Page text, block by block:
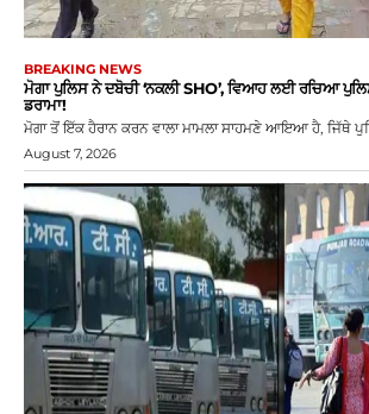
BREAKING NEWS
ਮੋਗਾ ਪੁਲਿਸ ਨੇ ਦਬੋਚੀ ‘ਨਕਲੀ SHO’, ਵਿਆਹ ਲਈ ਰਚਿਆ
ਡਰਾਮਾ!
ਮੋਗਾ ਤੋਂ ਇੱਕ ਹੈਰਾਨ ਕਰਨ ਵਾਲਾ ਮਾਮਲਾ ਸਾਹਮਣੇ ਆਇਆ ਹੈ, ਜਿੱਥੇ
August 7, 2026